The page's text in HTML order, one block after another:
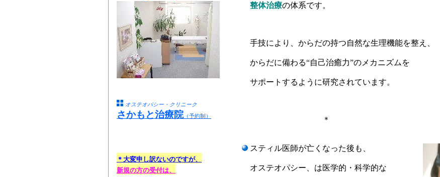
整体治療の体系です。
手技により、からだの持つ自然な生理機能を整え、
からだに備わる“自己治癒力”のメカニズムを
サポートするように研究されています。
＊
スティル医師が亡くなった後も、
オステオパシー、は医学的・科学的な
オステオパシー・クリニーク
さかもと治療院（予約制）
＊大変申し訳ないのですが、
新規の方の受付は、